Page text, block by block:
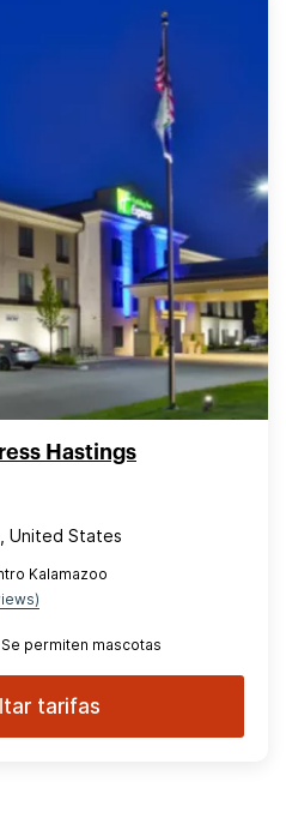
Hastings
United States
Kalamazoo
Se permiten mascotas
tarifas